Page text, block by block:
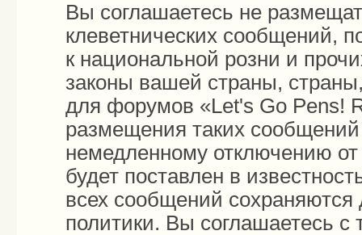
Вы соглашаетесь не
клеветнических сообщений,
к национальной розни и
законы вашей страны, страны,
для форумов «Let's Go Pens!
размещения таких
немедленному отключению
будет поставлен в
всех сообщений
политики. Вы соглашаетесь